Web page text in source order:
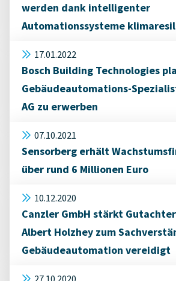
werden dank intelligenter
Automationssysteme
17.01.2022
Bosch Building Technologies
Gebäudeautomations-
AG zu erwerben
07.10.2021
Sensorberg erhält
über rund 6 Millionen Euro
10.12.2020
Canzler GmbH stärkt
Albert Holzhey zum
Gebäudeautomation vereidigt
27.10.2020